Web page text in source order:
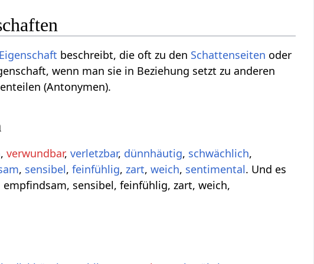
Eigenschaft beschreibt, die oft zu den Schattenseiten oder
wenn man sie in Beziehung setzt zu anderen
(Antonymen).
,verwundbar,verletzbar, dünnhäutig, schwächlich,
, sensibel,feinfühlig,zart,weich, sentimental. Und es
sensibel, feinfühlig, zart, weich,